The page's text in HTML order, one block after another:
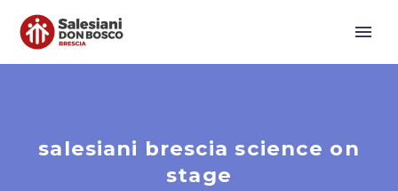
salesiani brescia science on
stage